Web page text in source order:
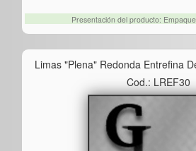
Presentación del producto:
Limas "plena" Redonda Entrefina
Cod.: LREF30